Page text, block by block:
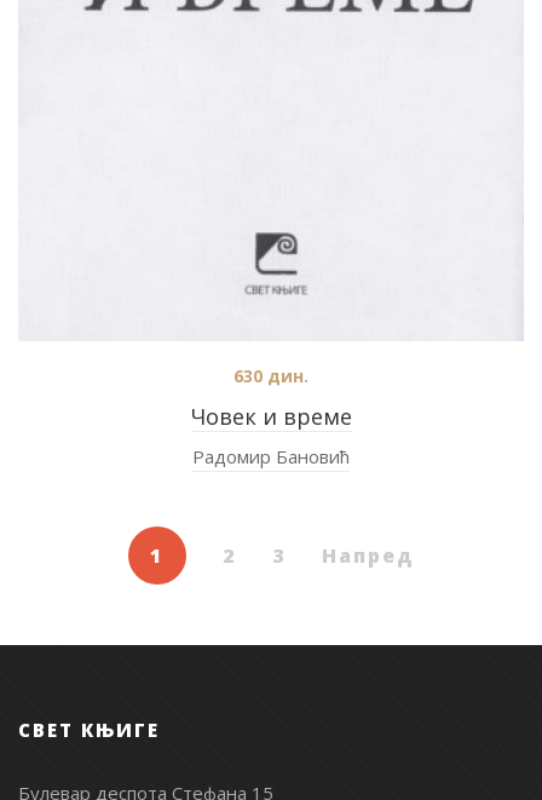
Човек и време
630 дин.
Радомир Бановић
1 2 3 Напред
СВЕТ КЊИГЕ
Булевар деспота Стефана 15